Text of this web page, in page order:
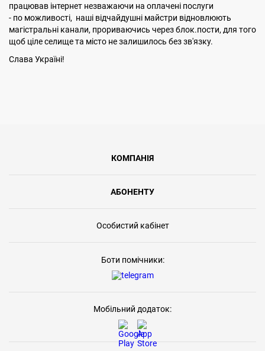
працював інтернет незважаючи на оплачені послуги
- по можливості, наші відчайдушні майстри відновлюють
магістральні канали, прориваючись через блок.пости, для того
щоб ціле селище та місто не залишилось без зв'язку.
Слава Україні!
КОМПАНІЯ
АБОНЕНТУ
Особистий кабінет
Боти помічники:
Мобільний додаток: